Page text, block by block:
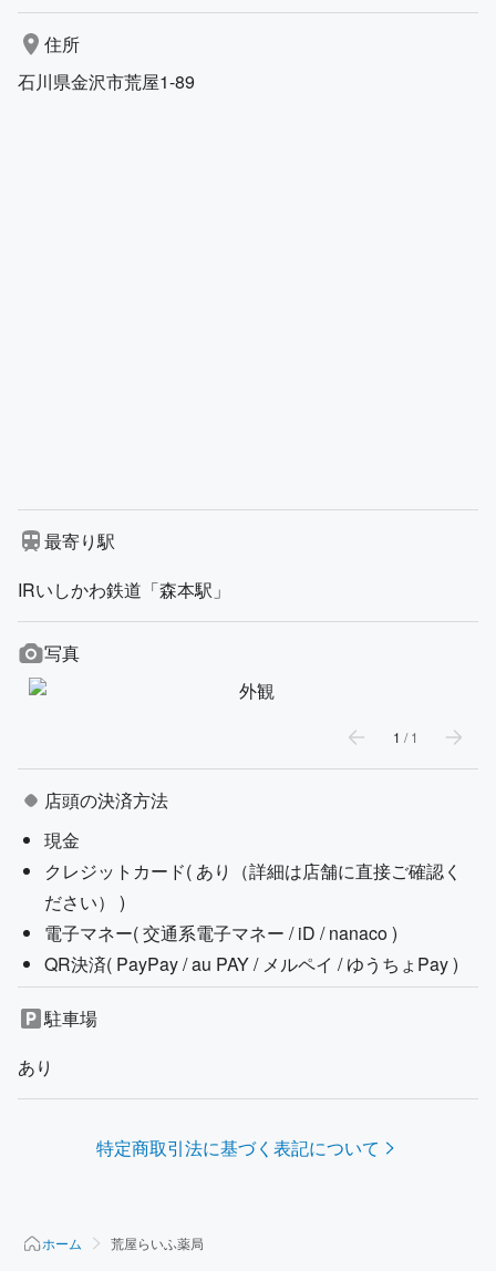
住所
石川県金沢市荒屋1-89
最寄り駅
IRいしかわ鉄道「森本駅」
写真
1 /1
店頭の決済方法
現金
クレジットカード( あり（詳細は店舗に直接ご確認く
ださい）
)
電子マネー(交通系電子マネー / iD / nanaco)
QR決済( PayPay / au PAY / メルペイ / ゆうちょPay)
駐車場
あり
特定商取引法に基づく表記について
ホーム 荒屋らいふ薬局